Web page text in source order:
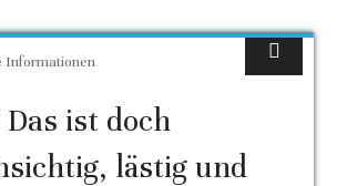
Das ist doch
lästig und